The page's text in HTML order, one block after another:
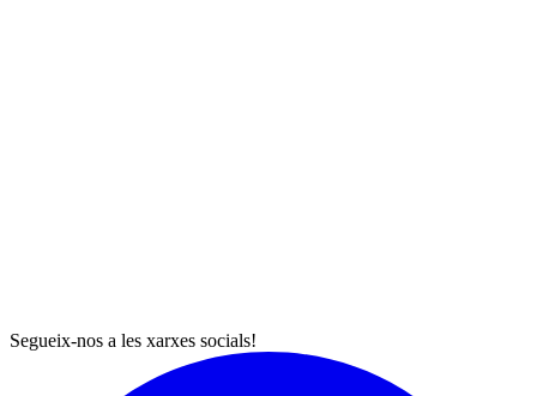
Segueix-nos a les xarxes socials!